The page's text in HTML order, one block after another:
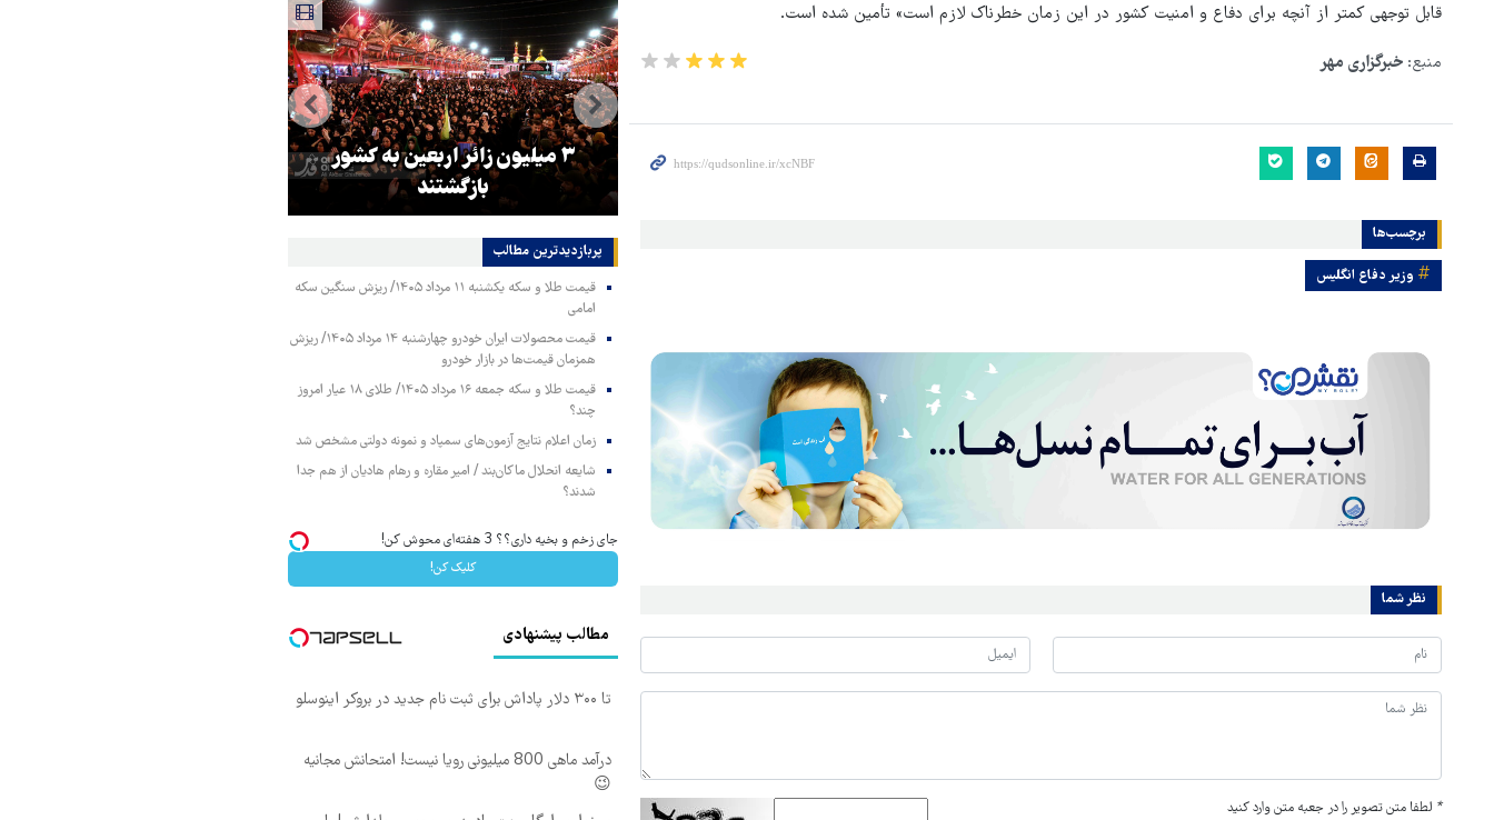
قابل توجهی کمتر از آنچه برای دفاع و امنیت کشور در این زمان خطرناک لازم است» تأمین شده است.
منبع: خبرگزاری مهر
برچسب‌ها
وزیر دفاع انگلیس
نظر شما
* لطفا متن تصویر را در جعبه متن وارد کنید
ترامپ نماد فساد، اقتدارگرایی و
۳ میلیون زائر اربعین به کشور
بازگشتند
پربازدیدترین‌ مطالب
قیمت طلا و سکه یکشنبه ۱۱ مرداد ۱۴۰۵/ ریزش سنگین سکه
امامی
قیمت محصولات ایران خودرو چهارشنبه ۱۴ مرداد ۱۴۰۵/ ریزش
همزمان قیمت‌ها در بازار خودرو
قیمت طلا و سکه جمعه ۱۶ مرداد ۱۴۰۵/ طلای ۱۸ عیار امروز
چند؟
زمان اعلام نتایج آزمون‌های سمپاد و نمونه دولتی مشخص شد
شایعه انحلال ماکان‌بند / امیر مقاره و رهام هادیان از هم جدا
شدند؟
جای زخم و بخیه داری؟؟ 3 هفته‌ای محوش کن!
کلیک کن!
مطالب پیشنهادی
تا ۳۰۰ دلار پاداش برای ثبت نام جدید در بروکر اینوسلو
درآمد ماهی 800 میلیونی رویا نیست! امتحانش مجانیه
😉